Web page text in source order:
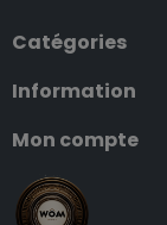
Catégories
Information
Mon compte